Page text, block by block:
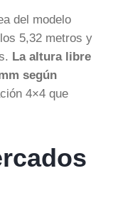
del modelo
5,32 metros y
La altura libre
según
4×4 que